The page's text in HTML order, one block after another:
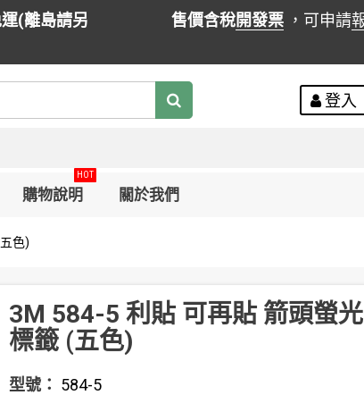
(離島請另
售價含稅開發票 ，可申請
登入
購物說明
HOT
關於我們
色)
3M 584-5 利貼 可再貼 箭頭螢光
標籤 (五色)
型號： 584-5